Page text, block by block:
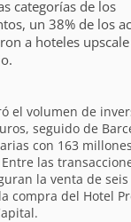
categorías de los
un 38% de los
a hoteles
el volumen de
seguido de
con 163
las
la venta de
compra del Hotel